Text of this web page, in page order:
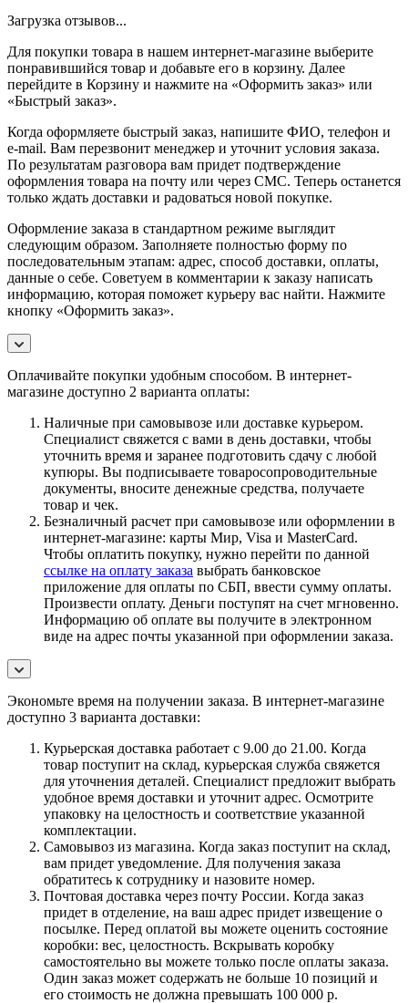
Загрузка отзывов...
Для покупки товара в нашем интернет-магазине выберите
понравившийся товар и добавьте его в корзину. Далее
перейдите в Корзину и нажмите на «Оформить заказ» или
«Быстрый заказ».
Когда оформляете быстрый заказ, напишите ФИО, телефон и
e-mail. Вам перезвонит менеджер и уточнит условия заказа.
По результатам разговора вам придет подтверждение
оформления товара на почту или через СМС. Теперь останется
только ждать доставки и радоваться новой покупке.
Оформление заказа в стандартном режиме выглядит
следующим образом. Заполняете полностью форму по
последовательным этапам: адрес, способ доставки, оплаты,
данные о себе. Советуем в комментарии к заказу написать
информацию, которая поможет курьеру вас найти. Нажмите
кнопку «Оформить заказ».
Оплачивайте покупки удобным способом. В интернет-
магазине доступно 2 варианта оплаты:
Наличные при самовывозе или доставке курьером.
Специалист свяжется с вами в день доставки, чтобы
уточнить время и заранее подготовить сдачу с любой
купюры. Вы подписываете товаросопроводительные
документы, вносите денежные средства, получаете
товар и чек.
Безналичный расчет при самовывозе или оформлении в
интернет-магазине: карты Мир, Visa и MasterCard.
Чтобы оплатить покупку, нужно перейти по данной
ссылке на оплату заказа выбрать банковское
приложение для оплаты по СБП, ввести сумму оплаты.
Произвести оплату. Деньги поступят на счет мгновенно.
Информацию об оплате вы получите в электронном
виде на адрес почты указанной при оформлении заказа.
Экономьте время на получении заказа. В интернет-магазине
доступно 3 варианта доставки:
Курьерская доставка работает с 9.00 до 21.00. Когда
товар поступит на склад, курьерская служба свяжется
для уточнения деталей. Специалист предложит выбрать
удобное время доставки и уточнит адрес. Осмотрите
упаковку на целостность и соответствие указанной
комплектации.
Самовывоз из магазина. Когда заказ поступит на склад,
вам придет уведомление. Для получения заказа
обратитесь к сотруднику и назовите номер.
Почтовая доставка через почту России. Когда заказ
придет в отделение, на ваш адрес придет извещение о
посылке. Перед оплатой вы можете оценить состояние
коробки: вес, целостность. Вскрывать коробку
самостоятельно вы можете только после оплаты заказа.
Один заказ может содержать не больше 10 позиций и
его стоимость не должна превышать 100 000 р.